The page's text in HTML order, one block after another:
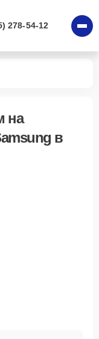
278-54-12
на
в